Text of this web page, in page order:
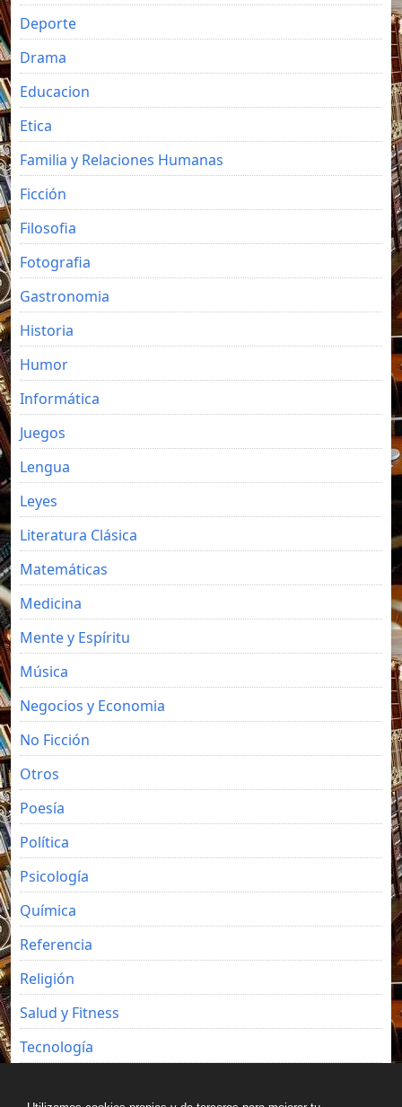
Deporte
Drama
Educacion
Etica
Familia y Relaciones Humanas
Ficción
Filosofia
Fotografia
Gastronomia
Historia
Humor
Informática
Juegos
Lengua
Leyes
Literatura Clásica
Matemáticas
Medicina
Mente y Espíritu
Música
Negocios y Economia
No Ficción
Otros
Poesía
Política
Psicología
Química
Referencia
Religión
Salud y Fitness
Tecnología